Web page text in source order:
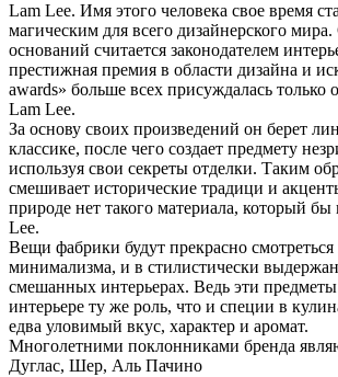
Lam Lee. Имя этого человека свое время
магическим для всего дизайнерского
оснований считается законодателем
престижная премия в области дизайна и
awards» больше всех присуждалась только
Lam Lee.
За основу своих произведений он берет
классике, после чего создает предмету
используя свои секреты отделки. Таким
смешивает исторические традици и
природе нет такого материала, который бы
Lee.
Вещи фабрики будут прекрасно
минимализма, и в стилистически
смешанных интерьерах. Ведь эти
интерьере ту же роль, что и специи в
едва уловимый вкус, характер и аромат.
Многолетними поклонниками бренда
Дуглас, Шер, Аль Пачино